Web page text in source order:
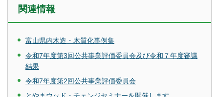
関連情報
富山県内木造・木質化事例集
令和7年度第3回公共事業評価委員会及び令和７年度審議
結果
令和7年度第2回公共事業評価委員会